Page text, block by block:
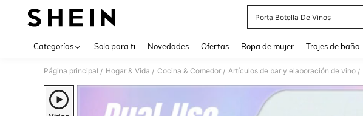
Porta Botella De Vinos
Categorías Solo para ti Novedades Ofertas Ropa de mujer Trajes de baño
Página principal / Hogar & Vida / Cocina & Comedor / Artículos de bar y elaboración de vino /